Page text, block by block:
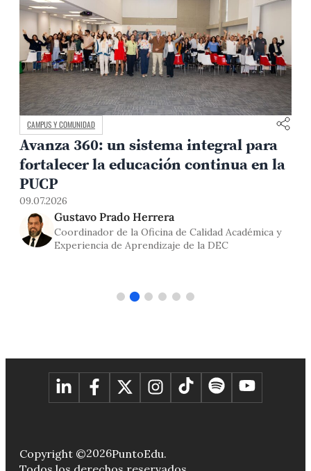
CAMPUS Y COMUNIDAD
Avanza 360: un sistema integral para
fortalecer la educación continua en la
PUCP
09.07.2026
Gustavo Prado Herrera
Coordinador de la Oficina de Calidad Académica y
Experiencia de Aprendizaje de la DEC
Copyright ©2026PuntoEdu.